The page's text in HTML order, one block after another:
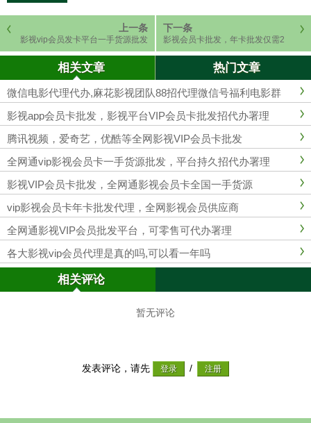
上一条
影视vip会员发卡平台一手货源批发
下一条
影视会员卡批发，年卡批发仅需2
相关文章 热门文章
微信电影代理代办,麻花影视团队88招代理微信号福利电影群
影视app会员卡批发，影视平台VIP会员卡批发招代办署理
腾讯视频，爱奇艺，优酷等全网影视VIP会员卡批发
全网通vip影视会员卡一手货源批发，平台持久招代办署理
影视VIP会员卡批发，全网通影视会员卡全国一手货源
vip影视会员卡年卡批发代理，全网影视会员供应商
全网通影视VIP会员批发平台，可零售可代办署理
各大影视vip会员代理是真的吗,可以看一年吗
相关评论
暂无评论
发表评论，请先 /